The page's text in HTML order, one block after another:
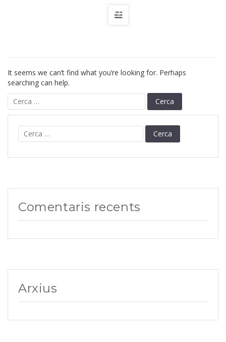
+34 872 22 80 00
It seems we can’t find what you’re looking for. Perhaps
searching can help.
Cerca:
Cerca:
Comentaris recents
Arxius